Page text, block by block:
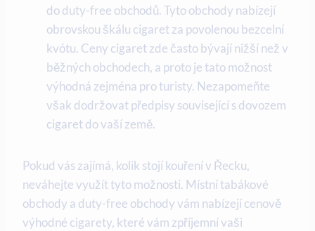
do duty-free obchodů. Tyto obchody nabízejí
obrovskou škálu cigaret za povolenou bezcelní
kvótu. Ceny cigaret zde často bývají nižší než v
běžných obchodech, a proto je tato možnost
výhodná zejména pro turisty. Nezapomeňte
však dodržovat předpisy související s dovozem
cigaret do vaší země.
Pokud vás zajímá, kolik stojí kouření v Řecku,
neváhejte využít tyto možnosti. Místní tabákové
obchody a duty-free obchody vám nabízejí cenově
výhodné cigarety, které vám zpříjemní vaši